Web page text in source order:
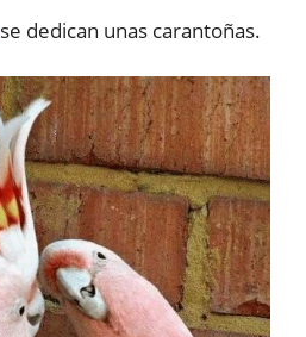
se dedican unas carantoñas.